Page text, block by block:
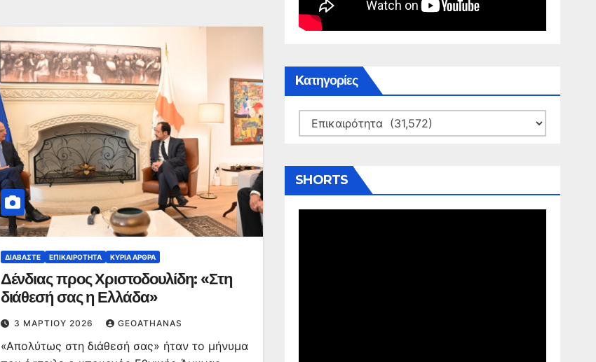
ΔΙΑΒΆΣΤΕ ΕΠΙΚΑΙΡΌΤΗΤΑ ΚΥΡΙΑ ΑΡΘΡΑ
Δένδιας προς Χριστοδουλίδη: «Στη
διάθεσή σας η Ελλάδα»
3 ΜΑΡΤΊΟΥ 2026 GEOATHANAS
«Απολύτως στη διάθεσή σας» ήταν το μήνυμα
Kατηγορίες
Kατηγορίες
SHORTS